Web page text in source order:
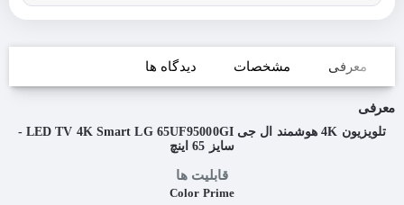
معرفی مشخصات دیدگاه ها
معرفی
تلویزیون 4K هوشمند ال جی LED TV 4K Smart LG 65UF95000GI -
سایز 65 اینچ
قابلیت ها
Color Prime